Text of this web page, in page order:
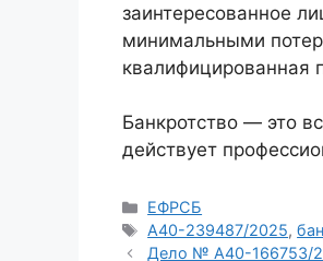
заинтересованное
минимальными
квалифицированная
Банкротство — это
действует
Рубрики
ЕФРСБ
Метки
А40-239487/2025,
Дело № А40-166753/